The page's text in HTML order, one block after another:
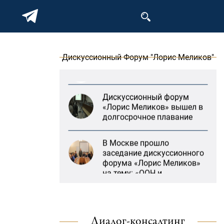
Дискуссионный Форум "Лорис Меликов"
геноцидов»
свою деятельность
«Лорис Меликов» вышел в
долгосрочное плавание
В Москве прошло
заседание дискуссионного
форума «Лорис Меликов»
на тему: «ООН и
предотвращение
геноцидов»
«Литературная Армения»